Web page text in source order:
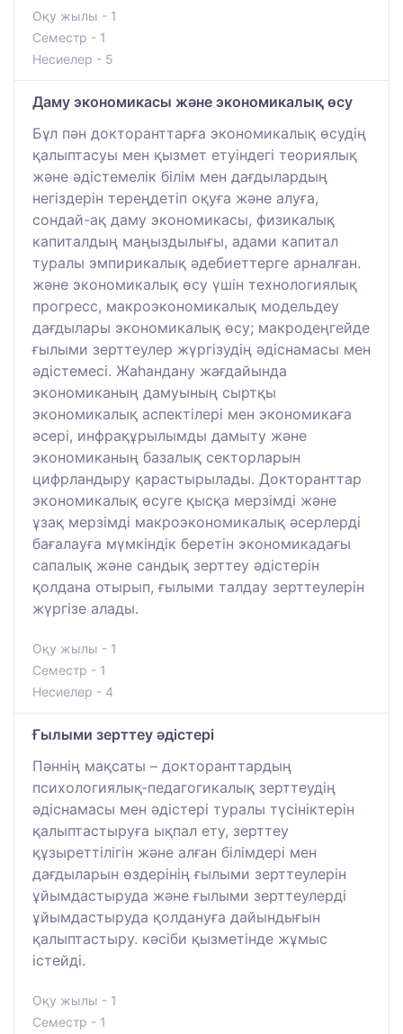
Оқу жылы - 1
Семестр - 1
Несиелер - 5
Даму экономикасы және экономикалық өсу
Бұл пән докторанттарға экономикалық өсудің
қалыптасуы мен қызмет етуіндегі теориялық
және әдістемелік білім мен дағдылардың
негіздерін тереңдетіп оқуға және алуға,
сондай-ақ даму экономикасы, физикалық
капиталдың маңыздылығы, адами капитал
туралы эмпирикалық әдебиеттерге арналған.
және экономикалық өсу үшін технологиялық
прогресс, макроэкономикалық модельдеу
дағдылары экономикалық өсу; макродеңгейде
ғылыми зерттеулер жүргізудің әдіснамасы мен
әдістемесі. Жаһандану жағдайында
экономиканың дамуының сыртқы
экономикалық аспектілері мен экономикаға
әсері, инфрақұрылымды дамыту және
экономиканың базалық секторларын
цифрландыру қарастырылады. Докторанттар
экономикалық өсуге қысқа мерзімді және
ұзақ мерзімді макроэкономикалық әсерлерді
бағалауға мүмкіндік беретін экономикадағы
сапалық және сандық зерттеу әдістерін
қолдана отырып, ғылыми талдау зерттеулерін
жүргізе алады.
Оқу жылы - 1
Семестр - 1
Несиелер - 4
Ғылыми зерттеу әдістері
Пәннің мақсаты – докторанттардың
психологиялық-педагогикалық зерттеудің
әдіснамасы мен әдістері туралы түсініктерін
қалыптастыруға ықпал ету, зерттеу
құзыреттілігін және алған білімдері мен
дағдыларын өздерінің ғылыми зерттеулерін
ұйымдастыруда және ғылыми зерттеулерді
ұйымдастыруда қолдануға дайындығын
қалыптастыру. кәсіби қызметінде жұмыс
істейді.
Оқу жылы - 1
Семестр - 1